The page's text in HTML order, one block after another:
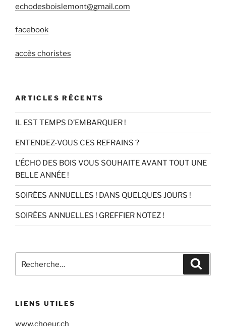
echodesboislemont@gmail.com
facebook
accès choristes
ARTICLES RÉCENTS
IL EST TEMPS D’EMBARQUER !
ENTENDEZ-VOUS CES REFRAINS ?
L’ÉCHO DES BOIS VOUS SOUHAITE AVANT TOUT UNE
BELLE ANNÉE !
SOIRÉES ANNUELLES ! DANS QUELQUES JOURS !
SOIRÉES ANNUELLES ! GREFFIER NOTEZ !
pour
LIENS UTILES
www.choeur.ch